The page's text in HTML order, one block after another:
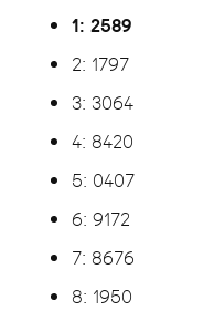
1: 2589
2: 1797
3: 3064
4: 8420
5: 0407
6: 9172
7: 8676
8: 1950